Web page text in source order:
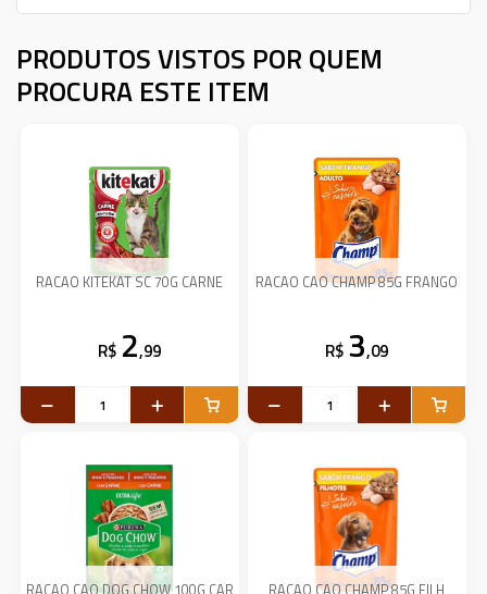
PRODUTOS VISTOS POR QUEM
PROCURA ESTE ITEM
RACAO KITEKAT SC 70G CARNE
R$ 2,99
RACAO CAO CHAMP 85G FRANGO
R$ 3,09